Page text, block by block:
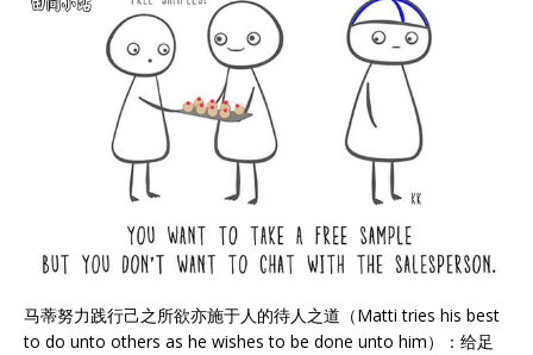
马蒂努力践行己之所欲亦施于人的待人之道（Matti tries his best
to do unto others as he wishes to be done unto him）：给足